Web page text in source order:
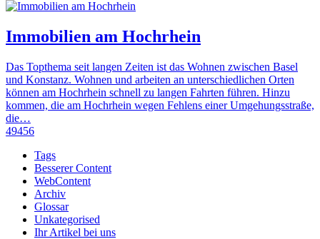
Immobilien am Hochrhein
Das Topthema seit langen Zeiten ist das Wohnen zwischen Basel
und Konstanz. Wohnen und arbeiten an unterschiedlichen Orten
können am Hochrhein schnell zu langen Fahrten führen. Hinzu
kommen, die am Hochrhein wegen Fehlens einer Umgehungsstraße,
die…
49456
Tags
Besserer Content
WebContent
Archiv
Glossar
Unkategorised
Ihr Artikel bei uns